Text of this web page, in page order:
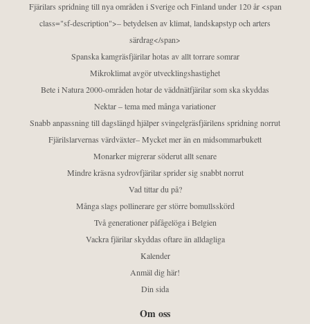
Fjärilars spridning till nya områden i Sverige och Finland under 120 år <span
class="sf-description">– betydelsen av klimat, landskapstyp och arters
särdrag</span>
Spanska kamgräsfjärilar hotas av allt torrare somrar
Mikroklimat avgör utvecklingshastighet
Bete i Natura 2000-områden hotar de väddnätfjärilar som ska skyddas
Nektar – tema med många variationer
Snabb anpassning till dagslängd hjälper svingelgräsfjärilens spridning norrut
Fjärilslarvernas värdväxter– Mycket mer än en midsommarbukett
Monarker migrerar söderut allt senare
Mindre kräsna sydrovfjärilar sprider sig snabbt norrut
Vad tittar du på?
Många slags pollinerare ger större bomullsskörd
Två generationer påfågelöga i Belgien
Vackra fjärilar skyddas oftare än alldagliga
Kalender
Anmäl dig här!
Din sida
Om oss